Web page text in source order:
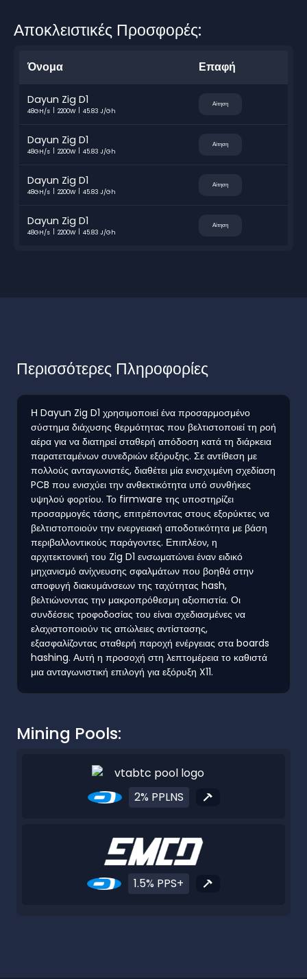
Αποκλειστικές Προσφορές:
Όνομα Επαφή
Dayun Zig D1
48GH/s 2200W 45.83 J/Gh
Αίτηση
Dayun Zig D1
48GH/s 2200W 45.83 J/Gh
Αίτηση
Dayun Zig D1
48GH/s 2200W 45.83 J/Gh
Αίτηση
Dayun Zig D1
48GH/s 2200W 45.83 J/Gh
Αίτηση
Περισσότερες Πληροφορίες
Η Dayun Zig D1 χρησιμοποιεί ένα προσαρμοσμένο
σύστημα διάχυσης θερμότητας που βελτιστοποιεί τη ροή
αέρα για να διατηρεί σταθερή απόδοση κατά τη διάρκεια
παρατεταμένων συνεδριών εξόρυξης. Σε αντίθεση με
πολλούς ανταγωνιστές, διαθέτει μία ενισχυμένη σχεδίαση
PCB που ενισχύει την ανθεκτικότητα υπό συνθήκες
υψηλού φορτίου. Το firmware της υποστηρίζει
προσαρμογές τάσης, επιτρέποντας στους εξορύκτες να
βελτιστοποιούν την ενεργειακή αποδοτικότητα με βάση
περιβαλλοντικούς παράγοντες. Επιπλέον, η
αρχιτεκτονική του Zig D1 ενσωματώνει έναν ειδικό
μηχανισμό ανίχνευσης σφαλμάτων που βοηθά στην
αποφυγή διακυμάνσεων της ταχύτητας hash,
βελτιώνοντας την μακροπρόθεσμη αξιοπιστία. Οι
συνδέσεις τροφοδοσίας του είναι σχεδιασμένες να
ελαχιστοποιούν τις απώλειες αντίστασης,
εξασφαλίζοντας σταθερή παροχή ενέργειας στα boards
hashing. Αυτή η προσοχή στη λεπτομέρεια το καθιστά
μια ανταγωνιστική επιλογή για εξόρυξη X11.
Mining Pools:
2% PPLNS
1.5% PPS+